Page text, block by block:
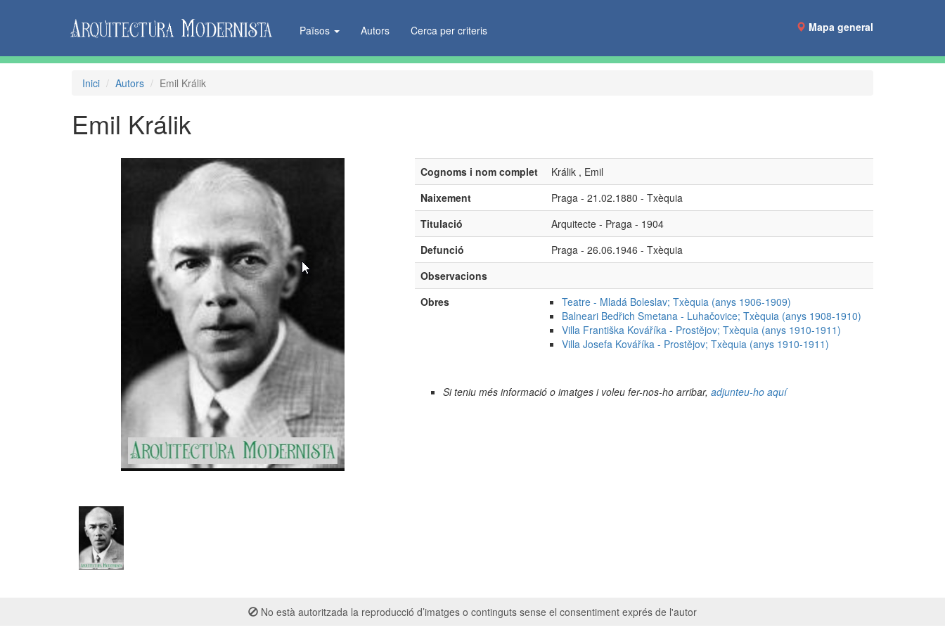
Països Autors Cerca per criteris Mapa general
Inici Autors Emil Králik
Emil Králik
Cognoms i nom complet
Králik , Emil
Naixement
Praga - 21.02.1880 - Txèquia
Titulació
Arquitecte - Praga - 1904
Defunció
Praga - 26.06.1946 - Txèquia
Observacions
Obres
Teatre - Mladá Boleslav; Txèquia (anys 1906-1909)
Balneari Bedřich Smetana - Luhačovice; Txèquia (anys 1908-1910)
Villa Františka Kováříka - Prostějov; Txèquia (anys 1910-1911)
Villa Josefa Kováříka - Prostějov; Txèquia (anys 1910-1911)
Si teniu més informació o imatges i voleu fer-nos-ho arribar, adjunteu-ho aquí
No està autoritzada la reproducció d’imatges o continguts sense el consentiment exprés de l'autor